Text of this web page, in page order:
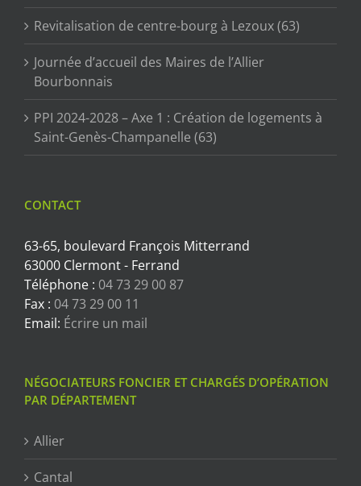
Revitalisation de centre-bourg à Lezoux (63)
Journée d’accueil des Maires de l’Allier
Bourbonnais
PPI 2024-2028 – Axe 1 : Création de logements à
Saint-Genès-Champanelle (63)
CONTACT
63-65, boulevard François Mitterrand
63000 Clermont - Ferrand
Téléphone : 04 73 29 00 87
Fax : 04 73 29 00 11
Email: Écrire un mail
NÉGOCIATEURS FONCIER ET CHARGÉS D’OPÉRATION
PAR DÉPARTEMENT
Allier
Cantal